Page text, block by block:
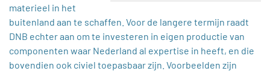
materieel in het
buitenland aan te schaffen. Voor de langere termijn raadt
DNB echter aan om te investeren in eigen productie van
componenten waar Nederland al expertise in heeft, en die
bovendien ook civiel toepasbaar zijn. Voorbeelden zijn